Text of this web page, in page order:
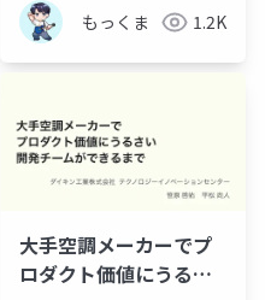
もっくま 1.2K
大手空調メーカーでプ
ロダクト価値にうるさ